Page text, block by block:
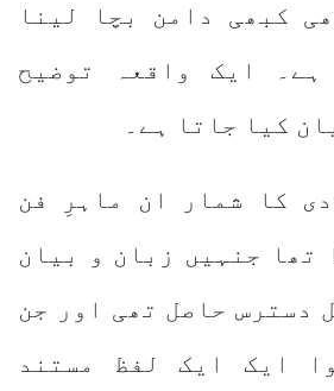
کبھی دامن بچا لینا
ہے۔ ایک واقعہ توضیح
کیا جاتا ہے۔
کا شمار ان ماہرِ فن
تھا جنہیں زبان و بیان
دسترس حاصل تھی اور جن
ایک ایک لفظ مستند